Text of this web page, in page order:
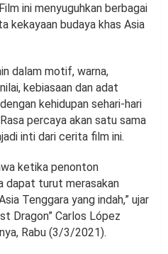
ini menyuguhkan berbagai
kekayaan budaya khas Asia
dalam motif, warna,
kebiasaan dan adat
kehidupan sehari-hari
percaya akan satu sama
inti dari cerita film ini.
ketika penonton
dapat turut merasakan
Tenggara yang indah,” ujar
Dragon” Carlos López
Rabu (3/3/2021).